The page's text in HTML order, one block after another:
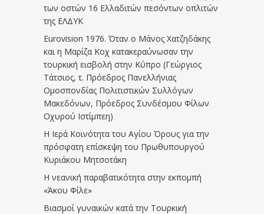
των οστών 16 Ελλαδιτών πεσόντων οπλιτών
της ΕΛΔΥΚ
Eurovision 1976. Όταν ο Μάνος Χατζηδάκης
και η Μαρίζα Κοχ κατακεραύνωσαν την
τουρκική εισβολή στην Κύπρο (Γεώργιος
Τάτσιος, τ. Πρόεδρος Πανελλήνιας
Ομοσπονδίας Πολιτιστικών Συλλόγων
Μακεδόνων, Πρόεδρος Συνδέσμου Φίλων
Οχυρού Ιστίμπεη)
Η Ιερά Κοινότητα του Αγίου Όρους για την
πρόσφατη επίσκεψη του Πρωθυπουργού
Κυριάκου Μητσοτάκη
Η νεανική παραβατικότητα στην εκπομπή
«Άκου Φίλε»
Βιασμοί γυναικών κατά την Τουρκική